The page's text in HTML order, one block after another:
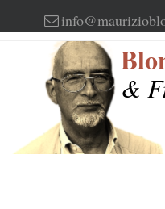
to
&